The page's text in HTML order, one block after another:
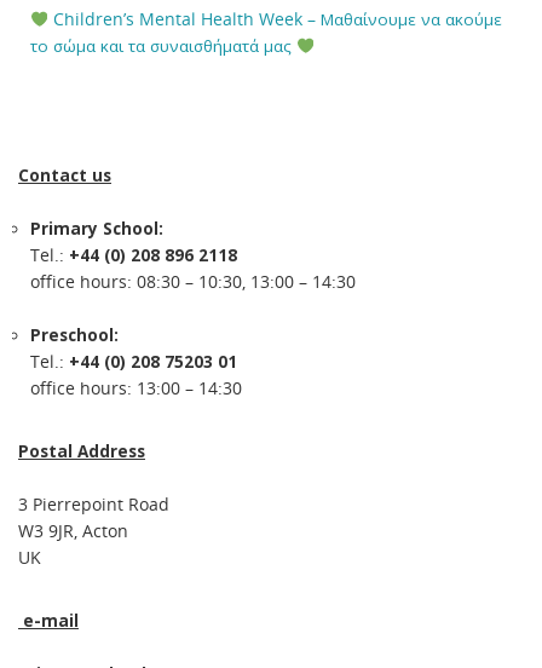
Children’s Mental Health Week – Μαθαίνουμε να ακούμε
το σώμα και τα συναισθήματά μας
Contact us
Primary School:
Tel.: +44 (0) 208 896 2118
office hours: 08:30 – 10:30, 13:00 – 14:30
Preschool:
Tel.: +44 (0) 208 75203 01
office hours: 13:00 – 14:30
Postal Address
3 Pierrepoint Road
W3 9JR, Acton
UK
e-mail